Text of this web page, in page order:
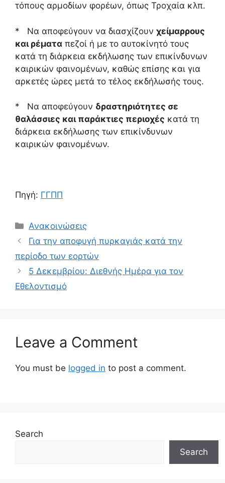
τόπους αρμοδίων φορέων, όπως Τροχαία κλπ.
* Να αποφεύγουν να διασχίζουν χείμαρρους
και ρέματα πεζοί ή με το αυτοκίνητό τους
κατά τη διάρκεια εκδήλωσης των επικίνδυνων
καιρικών φαινομένων, καθώς επίσης και για
αρκετές ώρες μετά το τέλος εκδήλωσής τους.
* Να αποφεύγουν δραστηριότητες σε
θαλάσσιες και παράκτιες περιοχές κατά τη
διάρκεια εκδήλωσης των επικίνδυνων
καιρικών φαινομένων.
Πηγή: ΓΓΠΠ
Ανακοινώσεις
Για την αποφυγή πυρκαγιάς κατά την
περίοδο των εορτών
5 Δεκεμβρίου: Διεθνής Ημέρα για τον
Εθελοντισμό
Leave a Comment
You must be logged in to post a comment.
Search
Search